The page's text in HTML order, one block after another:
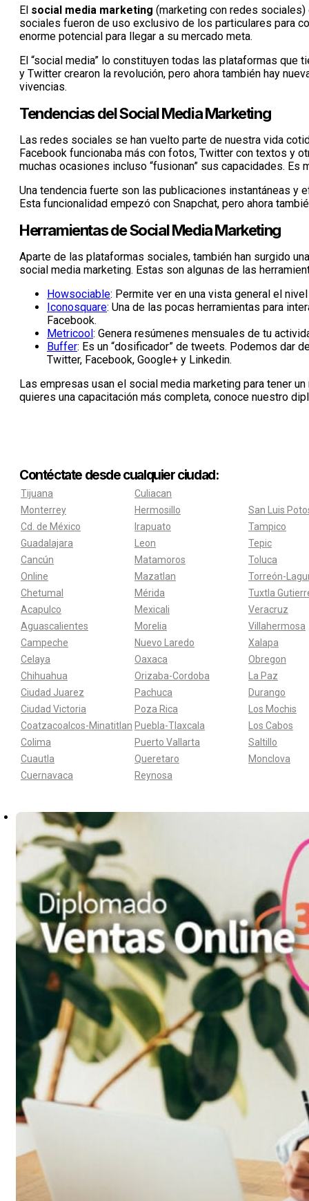
El social media marketing (marketing con redes
sociales fueron de uso exclusivo de los particulares para
enorme potencial para llegar a su mercado meta.
El “social media” lo constituyen todas las plataformas
y Twitter crearon la revolución, pero ahora también hay
vivencias.
Tendencias del Social Media Marketing
Las redes sociales se han vuelto parte de nuestra vida
Facebook funcionaba más con fotos, Twitter con textos y
muchas ocasiones incluso “fusionan” sus capacidades.
Una tendencia fuerte son las publicaciones instantáneas y
Esta funcionalidad empezó con Snapchat, pero ahora
Herramientas de Social Media Marketing
Aparte de las plataformas sociales, también han surgido
social media marketing. Estas son algunas de las
Howsociable: Permite ver en una vista general el
Iconosquare: Una de las pocas herramientas para
Facebook.
Metricool: Genera resúmenes mensuales de tu
Buffer: Es un “dosificador” de tweets. Podemos dar
Twitter, Facebook, Google+ y Linkedin.
Las empresas usan el social media marketing para tener
quieres una capacitación más completa, conoce nuestro
Contéctate desde cualquier ciudad:
Tijuana
Monterrey
Cd. de México
Guadalajara
Cancún
Online
Chetumal
Acapulco
Aguascalientes
Campeche
Celaya
Chihuahua
Ciudad Juarez
Ciudad Victoria
Coatzacoalcos-Minatitlan
Colima
Cuautla
Cuernavaca
Culiacan
Hermosillo
Irapuato
Leon
Matamoros
Mazatlan
Mérida
Mexicali
Morelia
Nuevo Laredo
Oaxaca
Orizaba-Cordoba
Pachuca
Poza Rica
Puebla-Tlaxcala
Puerto Vallarta
Queretaro
Reynosa
San Luis
Tampico
Tepic
Toluca
Torreón-
Tuxtla
Veracruz
Villahermosa
Xalapa
Obregon
La Paz
Durango
Los Mochis
Los Cabos
Saltillo
Monclova